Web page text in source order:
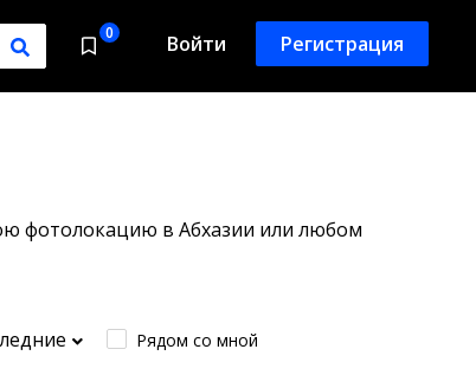
0 Войти Регистрация
фотолокацию в Абхазии или любом
Рядом со мной